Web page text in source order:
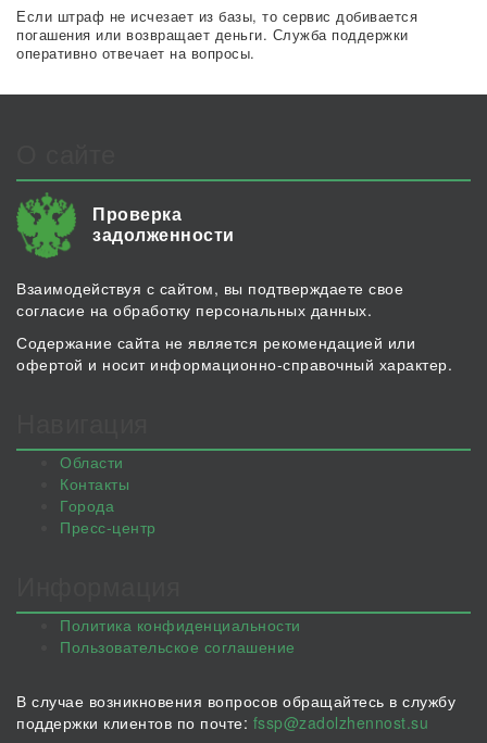
Если штраф не исчезает из базы, то сервис добивается
погашения или возвращает деньги. Служба поддержки
оперативно отвечает на вопросы.
Проверка
задолженности
Взаимодействуя с сайтом, вы подтверждаете свое
согласие на обработку персональных данных.
Содержание сайта не является рекомендацией или
офертой и носит информационно-справочный характер.
Области
Контакты
Города
Пресс-центр
Политика конфиденциальности
Пользовательское соглашение
В случае возникновения вопросов обращайтесь в службу
поддержки клиентов по почте: fssp@zadolzhennost.su